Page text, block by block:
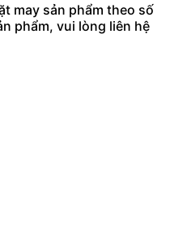
may sản phẩm theo số
phẩm, vui lòng liên hệ